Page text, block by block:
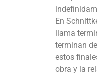
En
llama
terminan
estos
obra y la